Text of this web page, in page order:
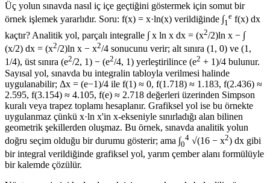
Üç yolun sınavda nasıl iç içe geçtiğini göstermek için somut bir
örnek işlemek yararlıdır. Soru: f(x) = x·ln(x) verildiğinde ∫1
e f(x) dx
kaçtır? Analitik yol, parçalı integralle ∫ x ln x dx = (x2/2)ln x − ∫
(x/2) dx = (x2/2)ln x − x2/4 sonucunu verir; alt sınıra (1, 0) ve (1,
1/4), üst sınıra (e2/2, 1) − (e2/4, 1) yerleştirilince (e2 + 1)/4 bulunur.
Sayısal yol, sınavda bu integralin tabloyla verilmesi halinde
uygulanabilir; Δx = (e−1)/4 ile f(1) ≈ 0, f(1.718) ≈ 1.183, f(2.436) ≈
2.595, f(3.154) ≈ 4.105, f(e) ≈ 2.718 değerleri üzerinden Simpson
kuralı veya trapez toplamı hesaplanır. Grafiksel yol ise bu örnekte
uygulanmaz çünkü x·ln x'in x-ekseniyle sınırladığı alan bilinen
geometrik şekillerden oluşmaz. Bu örnek, sınavda analitik yolun
doğru seçim olduğu bir durumu gösterir; ama ∫0
4 √(16 − x2) dx gibi
bir integral verildiğinde grafiksel yol, yarım çember alanı formülüyle
bir kalemde çözülür.